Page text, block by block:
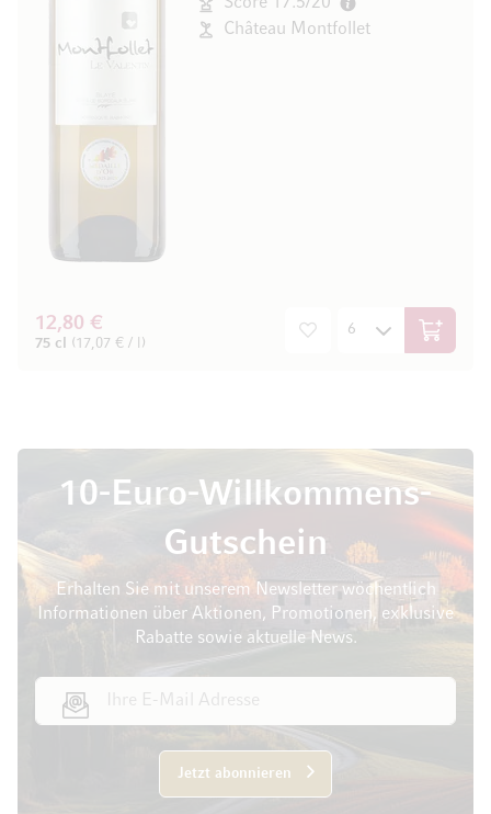
Château Montfollet
12,80 €
75 cl (17,07 € / l) In den
10-Euro-Willkommens-
Gutschein
Erhalten Sie mit unserem Newsletter wöchentlich
Informationen über Aktionen, Promotionen, exklusive
Rabatte sowie aktuelle News.
Jetzt abonnieren